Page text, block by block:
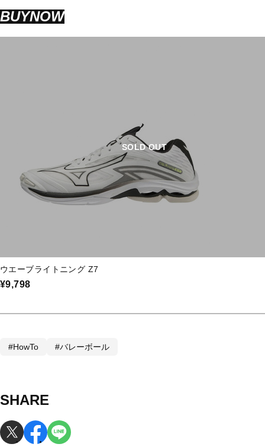
BUYNOW
SOLD OUT
ウエーブライトニング Z7
¥9,798
#HowTo #バレーボール
SHARE